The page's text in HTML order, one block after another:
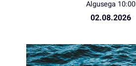
Algusega 10:00
02.08.2026